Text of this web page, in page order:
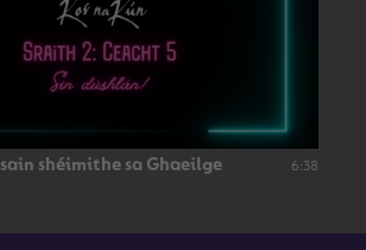
shéimithe sa Ghaeilge 6:38